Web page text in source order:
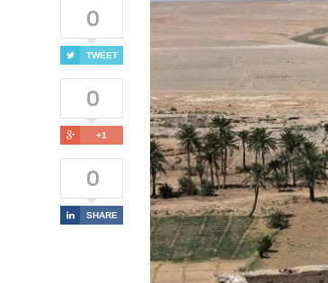
0
TWEET
0
+1
0
SHARE